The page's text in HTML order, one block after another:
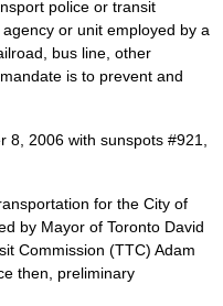
police or transit
or unit employed by a
bus line, other
is to prevent and
2006 with sunspots #921,
for the City of
by Mayor of Toronto David
Commission (TTC) Adam
then, preliminary